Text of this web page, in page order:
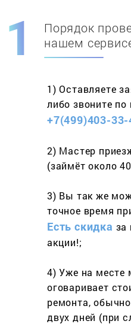
Скидка при
Работаем более
весь
Порядок
нашем
1) Оставляете
либо звоните по
+7(499)403-33-
2) Мастер
(займёт около
3) Вы так же
точное время
Есть скидка за
акции!;
4) Уже на месте
оговаривает
ремонта, обычно
двух дней (при